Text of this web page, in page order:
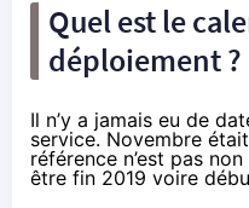
Quel est le
déploiement ?
Il n’y a jamais eu de
service. Novembre
référence n’est pas
être fin 2019 voire